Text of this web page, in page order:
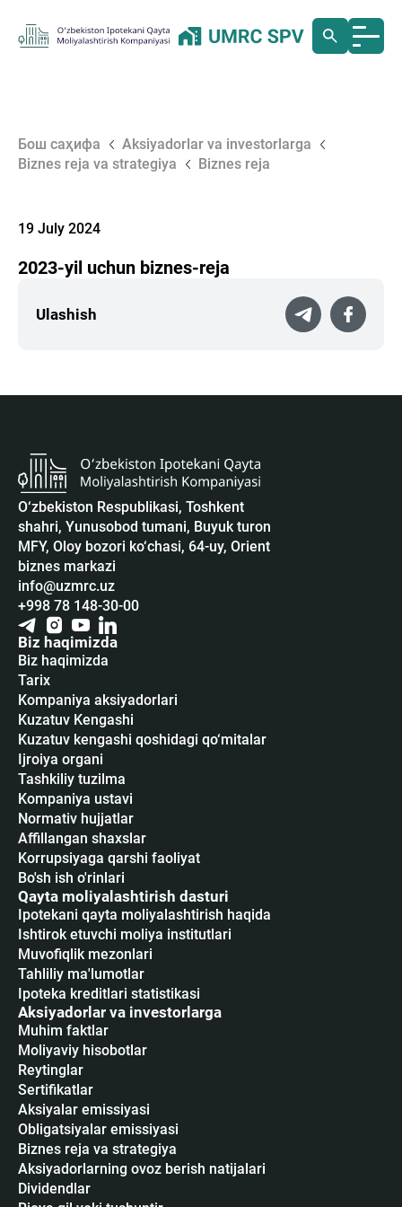
Бош саҳифа
Aksiyadorlar va investorlarga
Biznes reja va strategiya
Biznes reja
19 July 2024
2023-yil uchun biznes-reja
Ulashish
O‘zbekiston Respublikasi, Toshkent
shahri, Yunusobod tumani, Buyuk turon
MFY, Oloy bozori ko‘chasi, 64-uy, Orient
biznes markazi
info@uzmrc.uz
+998 78 148-30-00
Biz haqimizda
Biz haqimizda
Tarix
Kompaniya aksiyadorlari
Kuzatuv Kengashi
Kuzatuv kengashi qoshidagi qo‘mitalar
Ijroiya organi
Tashkiliy tuzilma
Kompaniya ustavi
Normativ hujjatlar
Affillangan shaxslar
Korrupsiyaga qarshi faoliyat
Bo'sh ish o'rinlari
Qayta moliyalashtirish dasturi
Ipotekani qayta moliyalashtirish haqida
Ishtirok etuvchi moliya institutlari
Muvofiqlik mezonlari
Tahliliy ma'lumotlar
Ipoteka kreditlari statistikasi
Aksiyadorlar va investorlarga
Muhim faktlar
Moliyaviy hisobotlar
Reytinglar
Sertifikatlar
Аksiyalar emissiyasi
Obligatsiyalar emissiyasi
Biznes reja va strategiya
Aksiyadorlarning ovoz berish natijalari
Dividendlar